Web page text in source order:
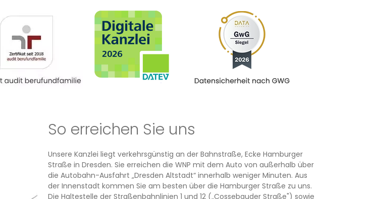
So erreichen Sie uns
Unsere Kanzlei liegt verkehrsgünstig an der Bahnstraße, Ecke Hamburger
Straße in Dresden. Sie erreichen die WNP mit dem Auto von außerhalb über
die Autobahn-Ausfahrt „Dresden Altstadt“ innerhalb weniger Minuten. Aus
der Innenstadt kommen Sie am besten über die Hamburger Straße zu uns.
Die Haltestelle der Straßenbahnlinien 1 und 12 („Cossebauder Straße") sowie